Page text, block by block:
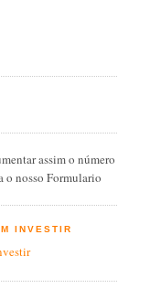
assim o número
o nosso Formulario
INVESTIR